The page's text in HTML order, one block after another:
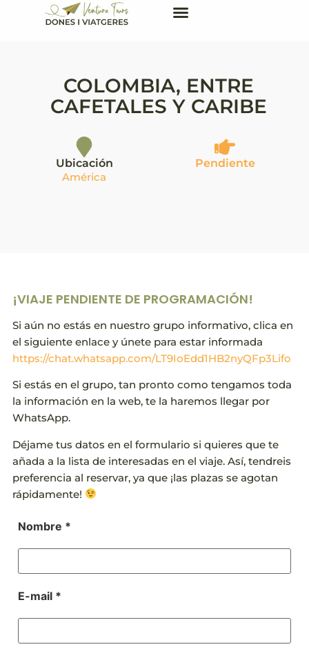
COLOMBIA, ENTRE
CAFETALES Y CARIBE
Ubicación
América
Pendiente
¡VIAJE PENDIENTE DE PROGRAMACIÓN!
Si aún no estás en nuestro grupo informativo, clica en
el siguiente enlace y únete para estar informada
https://chat.whatsapp.com/LT9IoEdd1HB2nyQFp3Lifo
Si estás en el grupo, tan pronto como tengamos toda
la información en la web, te la haremos llegar por
WhatsApp.
Déjame tus datos en el formulario si quieres que te
añada a la lista de interesadas en el viaje. Así, tendreis
preferencia al reservar, ya que ¡las plazas se agotan
rápidamente!
Nombre *
E-mail *